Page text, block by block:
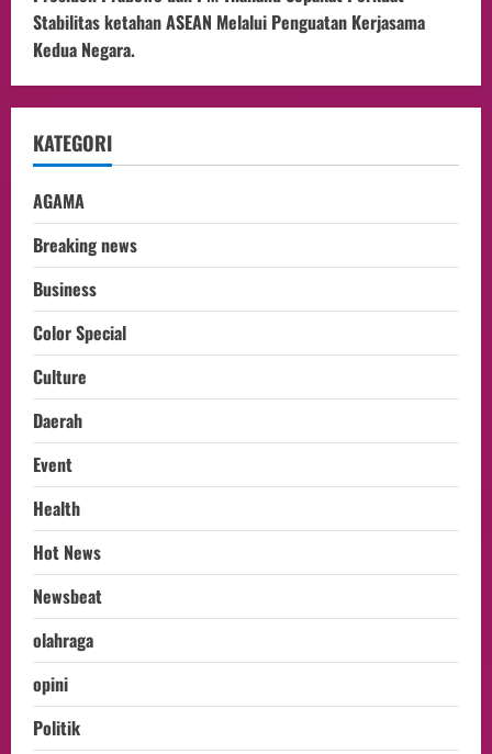
Stabilitas ketahan ASEAN Melalui Penguatan Kerjasama
Kedua Negara.
KATEGORI
AGAMA
Breaking news
Business
Color Special
Culture
Daerah
Event
Health
Hot News
Newsbeat
olahraga
opini
Politik